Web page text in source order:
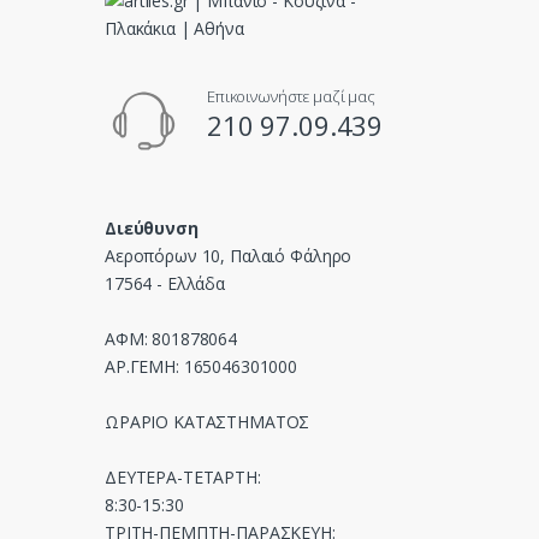
Επικοινωνήστε μαζί μας
210 97.09.439
Διεύθυνση
Αεροπόρων 10, Παλαιό Φάληρο
17564 - Ελλάδα
ΑΦΜ: 801878064
ΑΡ.ΓΕΜΗ: 165046301000
ΩΡΑΡΙΟ ΚΑΤΑΣΤΗΜΑΤΟΣ
ΔΕΥΤΕΡΑ-ΤΕΤΑΡΤΗ:
8:30-15:30
ΤΡΙΤΗ-ΠΕΜΠΤΗ-ΠΑΡΑΣΚΕΥΗ: